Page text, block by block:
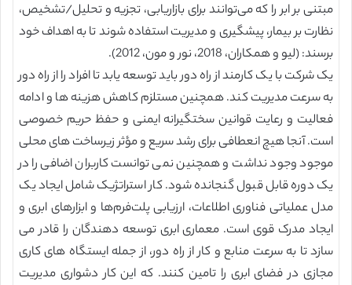
مبتنی بر ابر را که می‌توانند برای بازاریابی، تجزیه و تحلیل/تشخیص،
نظارت بر بیمار، پیشگیری و مدیریت استفاده شوند تا به اهداف خود
برسند: (لیو و همکاران، 2018، نور و مون، 2012).
یک شرکت با یک کارمند از راه دور باید توسعه یابد تا افراد را از راه دور
به سرعت مدیریت کند. همچنین مستلزم کاهش هزینه ها و ادامه
فعالیت و رعایت قوانین سختگیرانه ایمنی و حفظ حریم خصوصی
است. آنجا هیچ انعطافی برای رشد سریع و مؤثر زیرساخت های محلی
موجود وجود نداشت و همچنین نمی توانست کاربران اضافی را در
یک دوره قابل قبول گنجانده شود. کار استراتژیک شامل ایجاد یک
مدل عملیاتی فناوری اطلاعات، ارزیابی پلت‌فرم‌ها و ابزارهای ابری و
ایجاد مدرک قوی است. معماری ابری توسعه دهندگان را قادر می
سازد تا به سرعت منابع و کار از راه دور، از جمله ایستگاه های کاری
مجازی در فضای ابری را تامین کنند. که این کار دشواری مدیریت